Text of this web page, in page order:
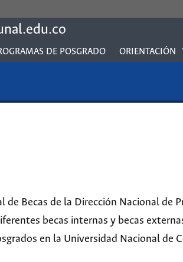
DE POSGRADO ORIENTACIÓN
de Becas de la Dirección Nacional de
becas internas y becas
en la Universidad Nacional de